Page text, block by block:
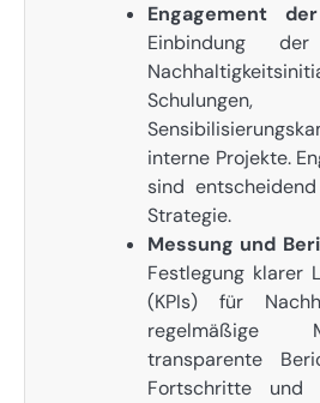
Engagement
Einbindung
Schulungen,
interne Projekte.
sind
Strategie.
Messung und
Festlegung klarer
(KPIs) für
regelmäßige
transparente
Fortschritte und